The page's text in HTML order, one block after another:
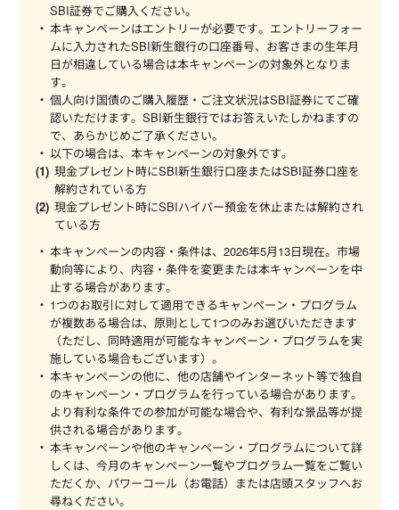
SBI証券でご購入ください。
本キャンペーンはエントリーが必要です。エントリーフォー
ムに入力されたSBI新生銀行の口座番号、お客さまの生年月
日が相違している場合は本キャンペーンの対象外となりま
す。
個人向け国債のご購入履歴・ご注文状況はSBI証券にてご確
認いただけます。SBI新生銀行ではお答えいたしかねますの
で、あらかじめご了承ください。
以下の場合は、本キャンペーンの対象外です。
現金プレゼント時にSBI新生銀行口座またはSBI証券口座を
解約されている方
現金プレゼント時にSBIハイパー預金を休止または解約され
ている方
本キャンペーンの内容・条件は、2026年5月13日現在。市場
動向等により、内容・条件を変更または本キャンペーンを中
止する場合があります。
1つのお取引に対して適用できるキャンペーン・プログラム
が複数ある場合は、原則として1つのみお選びいただきます
（ただし、同時適用が可能なキャンペーン・プログラムを実
施している場合もございます）。
本キャンペーンの他に、他の店舗やインターネット等で独自
のキャンペーン・プログラムを行っている場合があります。
より有利な条件での参加が可能な場合や、有利な景品等が提
供される場合があります。
本キャンペーンや他のキャンペーン・プログラムについて詳
しくは、今月のキャンペーン一覧やプログラム一覧をご覧い
ただくか、パワーコール（お電話）または店頭スタッフへお
尋ねください。